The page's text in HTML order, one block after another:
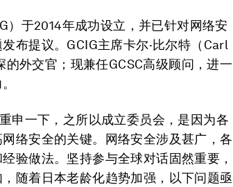
）于2014年成功设立，并已针对网络安
布提议。GCIG主席卡尔·比尔特（Carl
外交官；现兼任GCSC高级顾问，进一
申一下，之所以成立委员会，是因为各
络安全的关键。网络安全涉及甚广，各
验做法。坚持参与全球对话固然重要，
随着日本老龄化趋势加强，以下问题亟